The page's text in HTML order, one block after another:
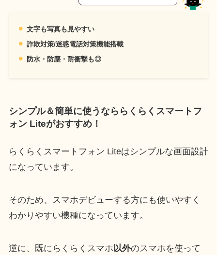
文字も写真も見やすい
詐欺対策/迷惑電話対策機能搭載
防水・防塵・耐衝撃も◎
シンプル＆簡単に使うなららくらくスマートフ
ォン Liteがおすすめ！
らくらくスマートフォン Liteはシンプルな画面設計
になっています。
そのため、スマホデビューする方にも使いやすく
わかりやすい機種になっています。
逆に、既にらくらくスマホ以外のスマホを使って